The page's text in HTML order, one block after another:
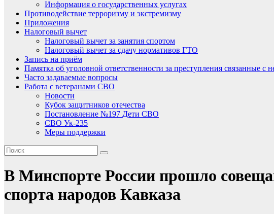
Информация о государственных услугах
Противодействие терроризму и экстремизму
Приложения
Налоговый вычет
Налоговый вычет за занятия спортом
Налоговый вычет за сдачу нормативов ГТО
Запись на приём
Памятка об уголовной ответственности за преступления связанные с
Часто задаваемые вопросы
Работа с ветеранами СВО
Новости
Кубок защитников отечества
Постановление №197 Дети СВО
СВО Ук-235
Меры поддержки
В Минспорте России прошло
спорта народов Кавказа